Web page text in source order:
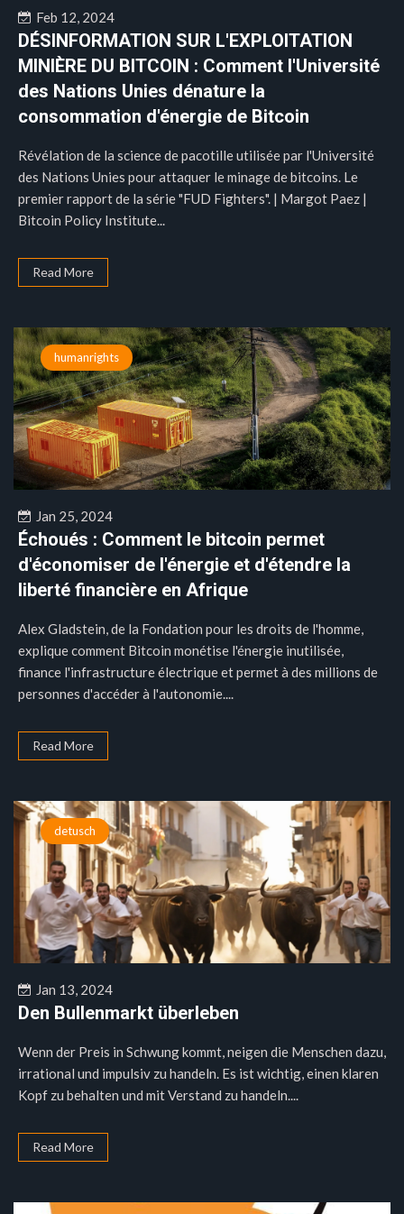
Feb 12, 2024
DÉSINFORMATION SUR L'EXPLOITATION
MINIÈRE DU BITCOIN : Comment l'Université
des Nations Unies dénature la
consommation d'énergie de Bitcoin
Révélation de la science de pacotille utilisée par l'Université
des Nations Unies pour attaquer le minage de bitcoins. Le
premier rapport de la série "FUD Fighters". | Margot Paez |
Bitcoin Policy Institute...
Read More
humanrights
Jan 25, 2024
Échoués : Comment le bitcoin permet
d'économiser de l'énergie et d'étendre la
liberté financière en Afrique
Alex Gladstein, de la Fondation pour les droits de l'homme,
explique comment Bitcoin monétise l'énergie inutilisée,
finance l'infrastructure électrique et permet à des millions de
personnes d'accéder à l'autonomie....
Read More
detusch
Jan 13, 2024
Den Bullenmarkt überleben
Wenn der Preis in Schwung kommt, neigen die Menschen dazu,
irrational und impulsiv zu handeln. Es ist wichtig, einen klaren
Kopf zu behalten und mit Verstand zu handeln....
Read More